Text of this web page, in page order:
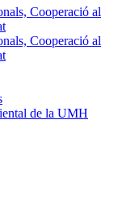
Cooperació al
Cooperació al
de la UMH